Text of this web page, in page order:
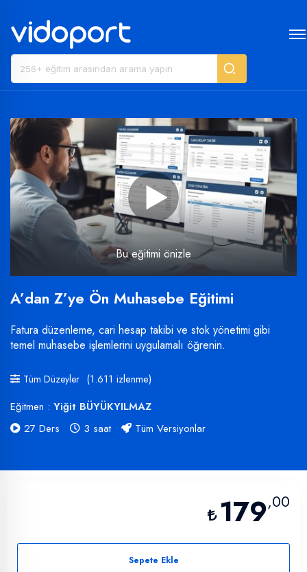
Bu eğitimi önizle
A’dan Z’ye Ön Muhasebe Eğitimi
Fatura düzenleme, cari hesap takibi ve stok yönetimi gibi
temel muhasebe işlemlerini uygulamalı öğrenin.
Tüm Düzeyler (1.611 izlenme)
Eğitmen : Yiğit BÜYÜKYILMAZ
27 Ders
3 saat Tüm Versiyonlar
179,00
Sepete Ekle